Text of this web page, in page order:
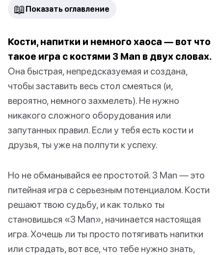
📖 Показать оглавление
Кости, напитки и немного хаоса — вот что
такое игра с костями 3 Man в двух словах.
Она быстрая, непредсказуемая и создана,
чтобы заставить весь стол смеяться (и,
вероятно, немного захмелеть). Не нужно
никакого сложного оборудования или
запутанных правил. Если у тебя есть кости и
друзья, ты уже на полпути к успеху.
Но не обманывайся ее простотой. 3 Man — это
питейная игра с серьезным потенциалом. Кости
решают твою судьбу, и как только ты
становишься «3 Man», начинается настоящая
игра. Хочешь ли ты просто потягивать напитки
или страдать, вот все, что тебе нужно знать,